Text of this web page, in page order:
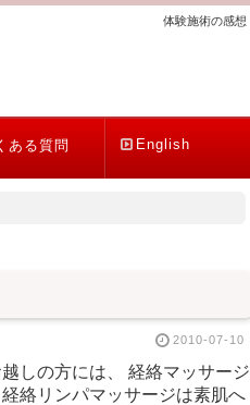
体験施術の感想
ある質問 English
2010-07-10
しの方には、 経絡マッサージ
絡リンパマッサージは素肌へ